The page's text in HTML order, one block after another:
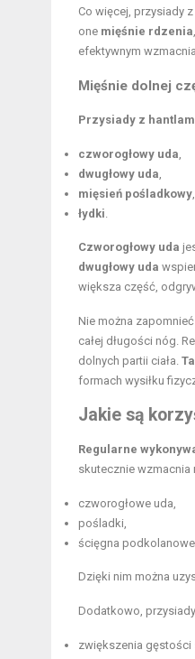
Co więcej, przysiady
one mięśnie rdzenia
efektywnym
Mięśnie dolnej
Przysiady z
czworogłowy uda,
dwugłowy uda,
mięsień pośladkowy,
łydki.
Czworogłowy uda
dwugłowy uda
większa część,
Nie można
całej długości nóg.
dolnych partii ciała.
formach wysiłku
Jakie są
Regularne
skutecznie wzmacnia
czworogłowe uda,
pośladki,
ścięgna
Dzięki nim można
Dodatkowo,
zwiększenia gęstości